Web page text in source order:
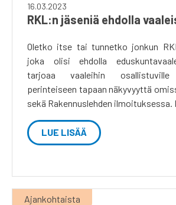
16.03.2023
RKL:n jäseniä ehdolla
Oletko itse tai tunnetko jonkun
joka olisi ehdolla
tarjoaa vaaleihin osallistuville
perinteiseen tapaan näkyvyyttä
sekä Rakennuslehden ilmoituksessa.
LUE LISÄÄ
Ajankohtaista